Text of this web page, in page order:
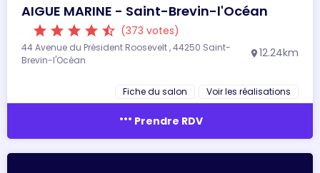
AIGUE MARINE - Saint-Brevin-l'Océan
star star star star star_half (373 votes)
44 Avenue du Président Roosevelt , 44250 Saint-
Brevin-l'Océan
location_on 12.24km
Fiche du salon Voir les réalisations
more_horiz Prendre RDV